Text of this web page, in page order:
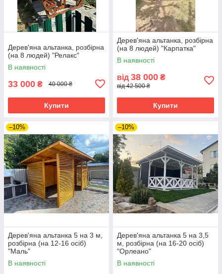
Дерев'яна альтанка, розбірна
(на 8 людей) "Релакс"
В наявності
33 000 ₴ 40 000 ₴
Купити
Дерев'яна альтанка, розбірна
(на 8 людей) "Карпатка"
В наявності
від 38 000 ₴
від 42 500 ₴
Купити
–10%
Дерев'яна альтанка 5 на 3 м,
розбірна (на 12-16 осіб)
"Маль"
В наявності
–10%
Дерев'яна альтанка 5 на 3,5
м, розбірна (на 16-20 осіб)
"Орлеано"
В наявності